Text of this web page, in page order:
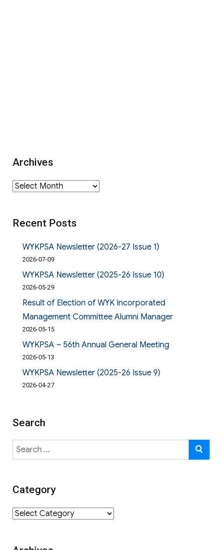
Archives
Archives
Recent Posts
WYKPSA Newsletter (2026-27 Issue 1)
2026-07-09
WYKPSA Newsletter (2025-26 Issue 10)
2026-05-29
Result of Election of WYK Incorporated
Management Committee Alumni Manager
2026-05-15
WYKPSA – 56th Annual General Meeting
2026-05-13
WYKPSA Newsletter (2025-26 Issue 9)
2026-04-27
Search
Search
for:
Category
Category